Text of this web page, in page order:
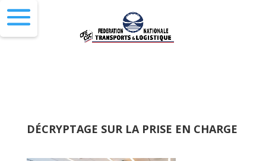
DÉCRYPTAGE SUR LA PRISE EN CHARGE